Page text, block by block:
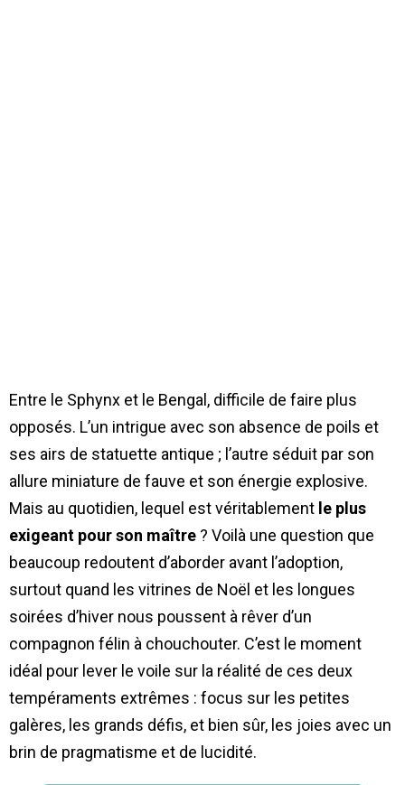
Entre le Sphynx et le Bengal, difficile de faire plus
opposés. L’un intrigue avec son absence de poils et
ses airs de statuette antique ; l’autre séduit par son
allure miniature de fauve et son énergie explosive.
Mais au quotidien, lequel est véritablement le plus
exigeant pour son maître ? Voilà une question que
beaucoup redoutent d’aborder avant l’adoption,
surtout quand les vitrines de Noël et les longues
soirées d’hiver nous poussent à rêver d’un
compagnon félin à chouchouter. C’est le moment
idéal pour lever le voile sur la réalité de ces deux
tempéraments extrêmes : focus sur les petites
galères, les grands défis, et bien sûr, les joies avec un
brin de pragmatisme et de lucidité.